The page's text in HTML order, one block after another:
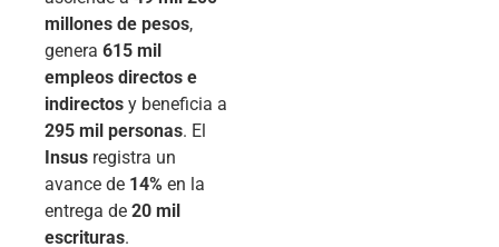
millones de pesos,
genera 615 mil
empleos directos e
indirectos y beneficia a
295 mil personas. El
Insus registra un
avance de 14% en la
entrega de 20 mil
escrituras.